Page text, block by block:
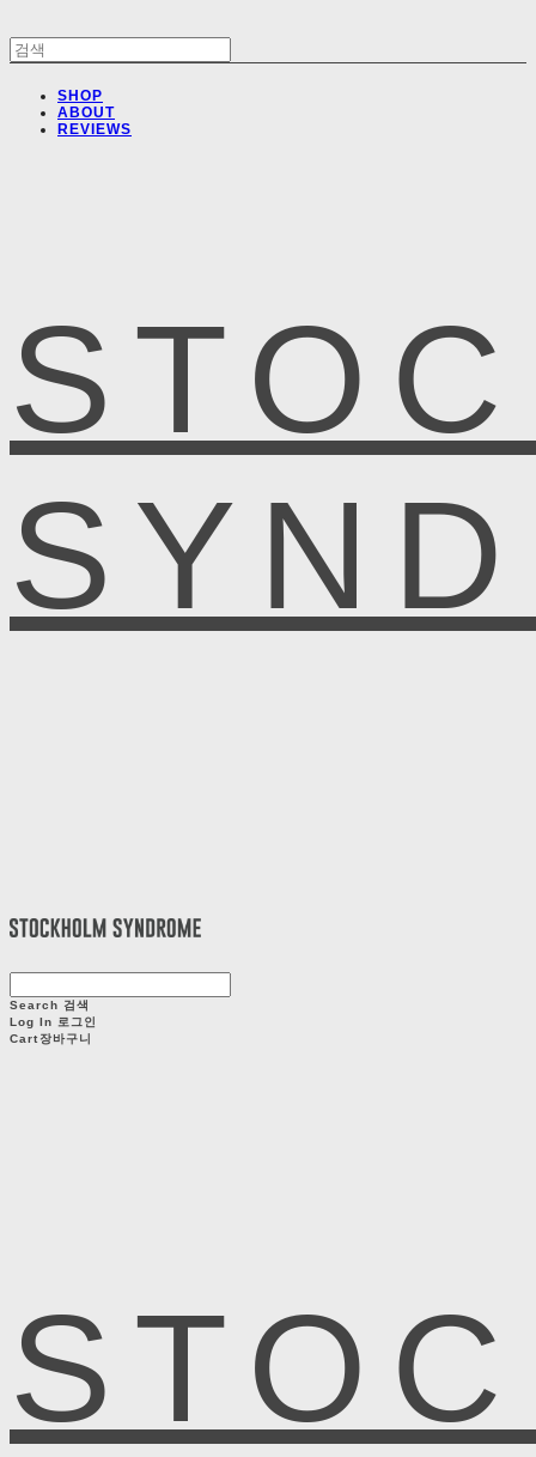
SHOP
ABOUT
REVIEWS
Search 검색
Log In 로그인
Cart장바구니